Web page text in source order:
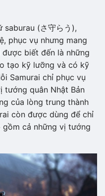
(さ守らう),
phục vụ nhưng mang
biết đến là những
tạo kỹ lưỡng và có kỹ
Samurai chỉ phục vụ
tướng quân Nhật Bản
của lòng trung thành
còn được dùng để chỉ
cả những vị tướng